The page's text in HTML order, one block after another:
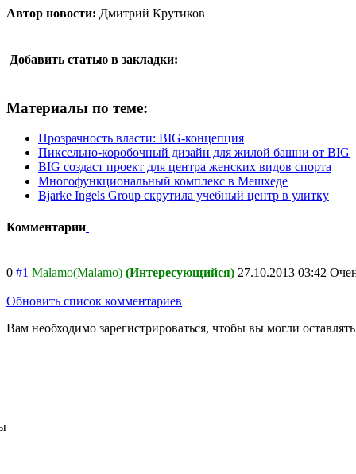
Автор новости: Дмитрий Крутиков
Добавить статью в закладки:
Материалы по теме:
Прозрачность власти: BIG-концепция
Пиксельно-коробочный дизайн для жилой башни от BIG
BIG создаст проект для центра женских видов спорта
Многофункциональный комплекс в Мешхеде
Bjarke Ingels Group скрутила учебный центр в улитку
Комментарии
0 #1 Malamo(Malamo) (Интересующийся) 27.10.2013 03:42
Обновить список комментариев
Вам необходимо зарегистрироваться, чтобы вы могли